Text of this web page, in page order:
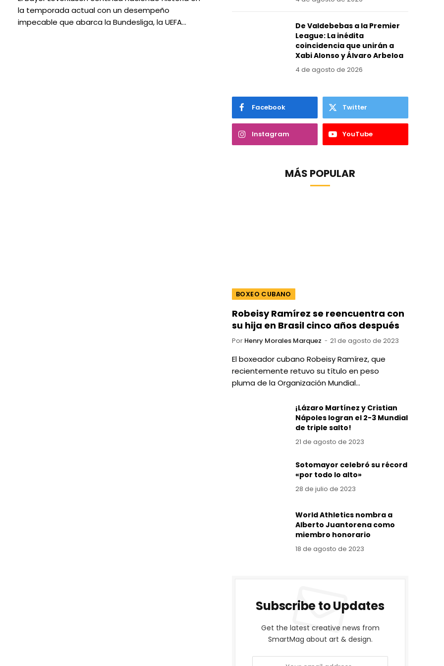
la temporada actual con un desempeño
impecable que abarca la Bundesliga, la UEFA…
De Valdebebas a la Premier
League: La inédita
coincidencia que unirán a
Xabi Alonso y Álvaro Arbeloa
4 de agosto de 2026
Facebook Twitter
Instagram YouTube
MÁS POPULAR
BOXEO CUBANO
Robeisy Ramírez se reencuentra con
su hija en Brasil cinco años después
Por Henry Morales Marquez 21 de agosto de 2023
El boxeador cubano Robeisy Ramírez, que
recientemente retuvo su título en peso
pluma de la Organización Mundial…
¡Lázaro Martínez y Cristian
Nápoles logran el 2-3 Mundial
de triple salto!
21 de agosto de 2023
Sotomayor celebró su récord
«por todo lo alto»
28 de julio de 2023
World Athletics nombra a
Alberto Juantorena como
miembro honorario
18 de agosto de 2023
Subscribe to Updates
Get the latest creative news from
SmartMag about art & design.